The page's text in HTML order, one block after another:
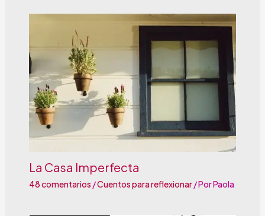
La Casa Imperfecta
48 comentarios /Cuentos para reflexionar/ PorPaola